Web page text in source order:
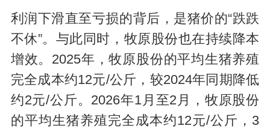
利润下滑直至亏损的背后，是猪价的“跌跌
不休”。与此同时，牧原股份也在持续降本
增效。2025年，牧原股份的平均生猪养殖
完全成本约12元/公斤，较2024年同期降低
约2元/公斤。2026年1月至2月，牧原股份
的平均生猪养殖完全成本约12元/公斤，3